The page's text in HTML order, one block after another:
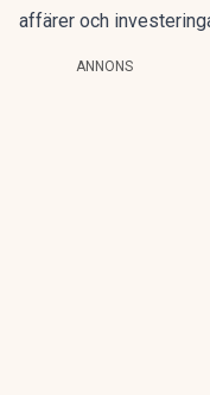
affärer och
ANNONS